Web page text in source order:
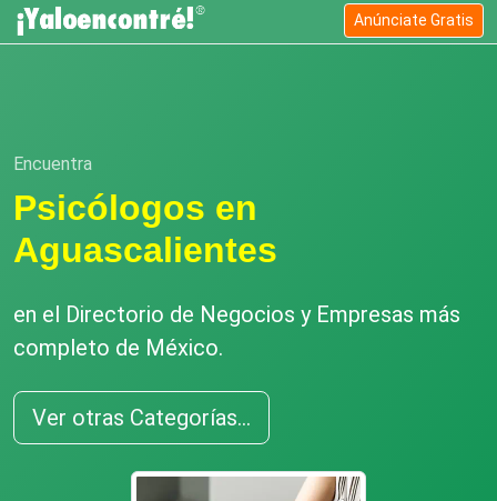
Anúnciate Gratis
Encuentra
Psicólogos en
Aguascalientes
en el Directorio de Negocios y Empresas más
completo de México.
Ver otras Categorías...